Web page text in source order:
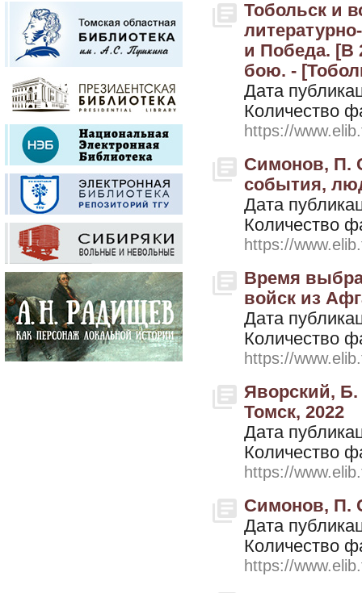
Тобольск и
и Победа. [В
бою. -
Дата
Количество
https://
Симонов, П.
события,
Дата
Количество
https://
Время
войск из
Дата
Количество
https://
Яворский,
Томск, 2022
Дата
Количество
https://
Симонов, П.
Дата
Количество
https://